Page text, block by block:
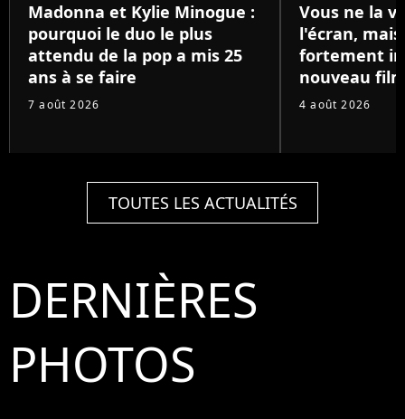
Madonna et Kylie Minogue :
pourquoi le duo le plus
attendu de la pop a mis 25
ans à se faire
7 août 2026
Vous ne la
l'écran,
fortement
nouveau
4 août 2026
TOUTES LES ACTUALITÉS
DERNIÈRES
PHOTOS